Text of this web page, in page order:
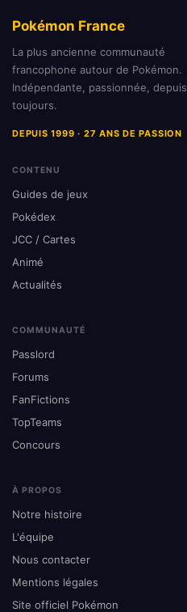
Pokémon France
La plus ancienne communauté
francophone autour de Pokémon.
Indépendante, passionnée, depuis
toujours.
DEPUIS 1999 · 27 ANS DE PASSION
CONTENU
Guides de jeux
Pokédex
JCC / Cartes
Animé
Actualités
COMMUNAUTÉ
Passlord
Forums
FanFictions
TopTeams
Concours
À PROPOS
Notre histoire
L'équipe
Nous contacter
Mentions légales
Site officiel Pokémon